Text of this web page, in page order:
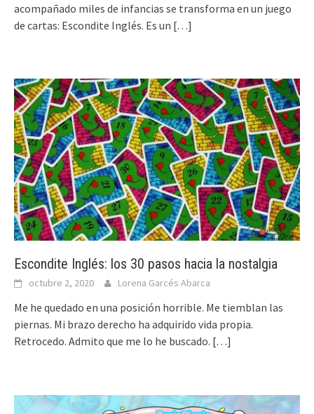
acompañado miles de infancias se transforma en un juego
de cartas: Escondite Inglés. Es un […]
Escondite Inglés: los 30 pasos hacia la nostalgia
octubre 2, 2020 Lorena Garcés Abarca
Me he quedado en una posición horrible. Me tiemblan las
piernas. Mi brazo derecho ha adquirido vida propia.
Retrocedo. Admito que me lo he buscado. […]